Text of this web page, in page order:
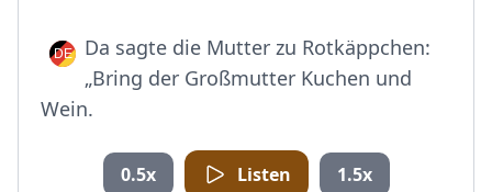
Da sagte die Mutter zu Rotkäppchen:
„Bring der Großmutter Kuchen und
Wein.
0.5x Listen 1.5x